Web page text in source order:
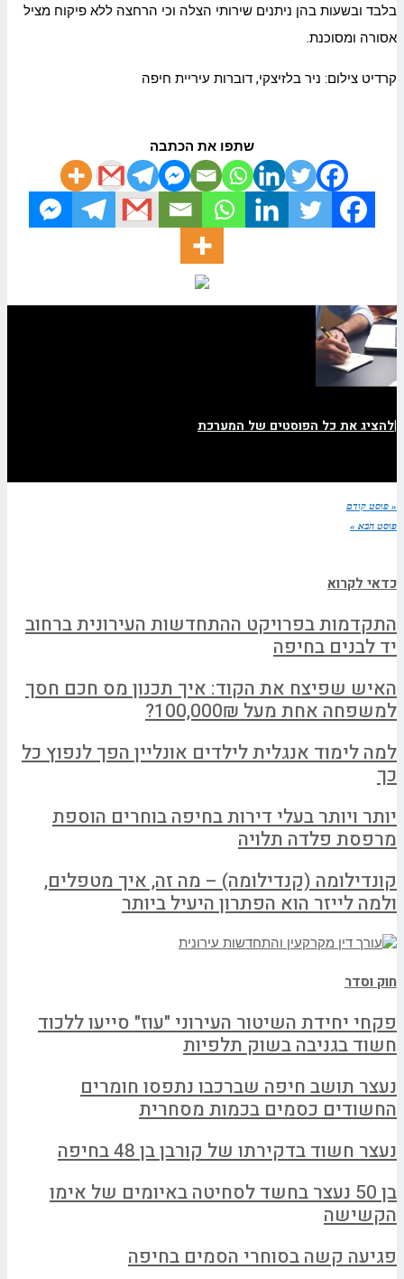
בלבד ובשעות בהן ניתנים שירותי הצלה וכי הרחצה ללא פיקוח מציל
אסורה ומסוכנת.
קרדיט צילום: ניר בלזיצקי, דוברות עיריית חיפה
שתפו את הכתבה
|להציג את כל הפוסטים של המערכת
« פוסט קודם
פוסט הבא »
כדאי לקרוא
התקדמות בפרויקט ההתחדשות העירונית ברחוב
יד לבנים בחיפה
האיש שפיצח את הקוד: איך תכנון מס חכם חסך
למשפחה אחת מעל 100,000₪?
למה לימוד אנגלית לילדים אונליין הפך לנפוץ כל
כך
יותר ויותר בעלי דירות בחיפה בוחרים הוספת
מרפסת פלדה תלויה
קונדילומה (קנדילומה) – מה זה, איך מטפלים,
ולמה לייזר הוא הפתרון היעיל ביותר
חוק וסדר
פקחי יחידת השיטור העירוני "עוז" סייעו ללכוד
חשוד בגניבה בשוק תלפיות
נעצר תושב חיפה שברכבו נתפסו חומרים
החשודים כסמים בכמות מסחרית
נעצר חשוד בדקירתו של קורבן בן 48 בחיפה
בן 50 נעצר בחשד לסחיטה באיומים של אימו
הקשישה
פגיעה קשה בסוחרי הסמים בחיפה